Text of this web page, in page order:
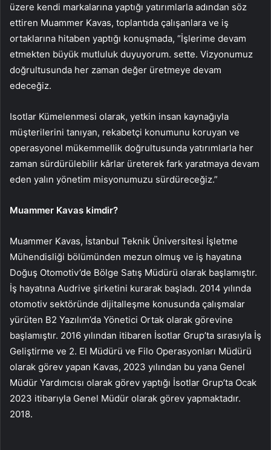
üzere kendi markalarına yaptığı yatırımlarla adından söz
ettiren Muammer Kavas, toplantıda çalışanlara ve iş
ortaklarına hitaben yaptığı konuşmada, “İşlerime devam
etmekten büyük mutluluk duyuyorum. sette. Vizyonumuz
doğrultusunda her zaman değer üretmeye devam
edeceğiz.
Isotlar Kümelenmesi olarak, yetkin insan kaynağıyla
müşterilerini tanıyan, rekabetçi konumunu koruyan ve
operasyonel mükemmellik doğrultusunda yatırımlarla her
zaman sürdürülebilir kârlar üreterek fark yaratmaya devam
eden yalın yönetim misyonumuzu sürdüreceğiz.”
Muammer Kavas kimdir?
Muammer Kavas, İstanbul Teknik Üniversitesi İşletme
Mühendisliği bölümünden mezun olmuş ve iş hayatına
Doğuş Otomotiv’de Bölge Satış Müdürü olarak başlamıştır.
İş hayatına Audrive şirketini kurarak başladı. 2014 yılında
otomotiv sektöründe dijitalleşme konusunda çalışmalar
yürüten B2 Yazılım’da Yönetici Ortak olarak görevine
başlamıştır. 2016 yılından itibaren İsotlar Grup’ta sırasıyla İş
Geliştirme ve 2. El Müdürü ve Filo Operasyonları Müdürü
olarak görev yapan Kavas, 2023 yılından bu yana Genel
Müdür Yardımcısı olarak görev yaptığı İsotlar Grup’ta Ocak
2023 itibarıyla Genel Müdür olarak görev yapmaktadır.
2018.